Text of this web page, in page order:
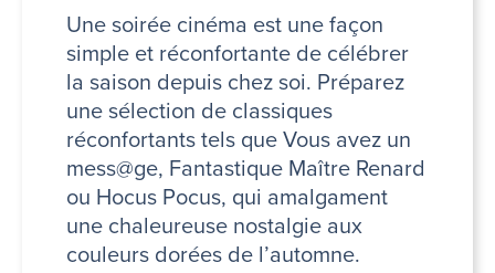
Une soirée cinéma est une façon
simple et réconfortante de célébrer
la saison depuis chez soi. Préparez
une sélection de classiques
réconfortants tels que Vous avez un
mess@ge, Fantastique Maître Renard
ou Hocus Pocus, qui amalgament
une chaleureuse nostalgie aux
couleurs dorées de l’automne.